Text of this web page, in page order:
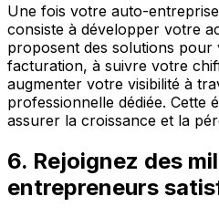
Une fois votre auto-
consiste à développer votre
proposent des solutions
facturation, à suivre votre
augmenter votre visibilité à
professionnelle dédiée. Cette
assurer la croissance et la
6. Rejoignez des
entrepreneurs